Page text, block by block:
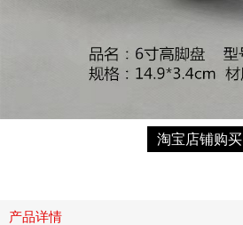
淘宝店铺购买
产品详情